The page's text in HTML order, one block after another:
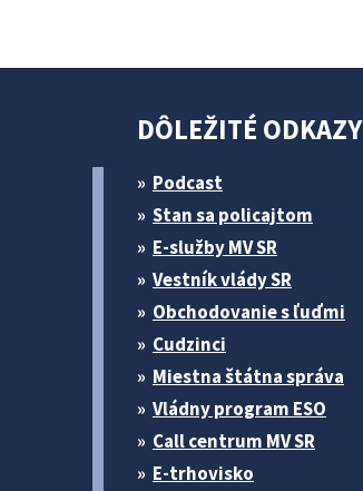
DÔLEŽITÉ ODKAZY
Podcast
Stan sa policajtom
E-služby MV SR
Vestník vlády SR
Obchodovanie s ľuďmi
Cudzinci
Miestna štátna správa
Vládny program ESO
Call centrum MV SR
E-trhovisko